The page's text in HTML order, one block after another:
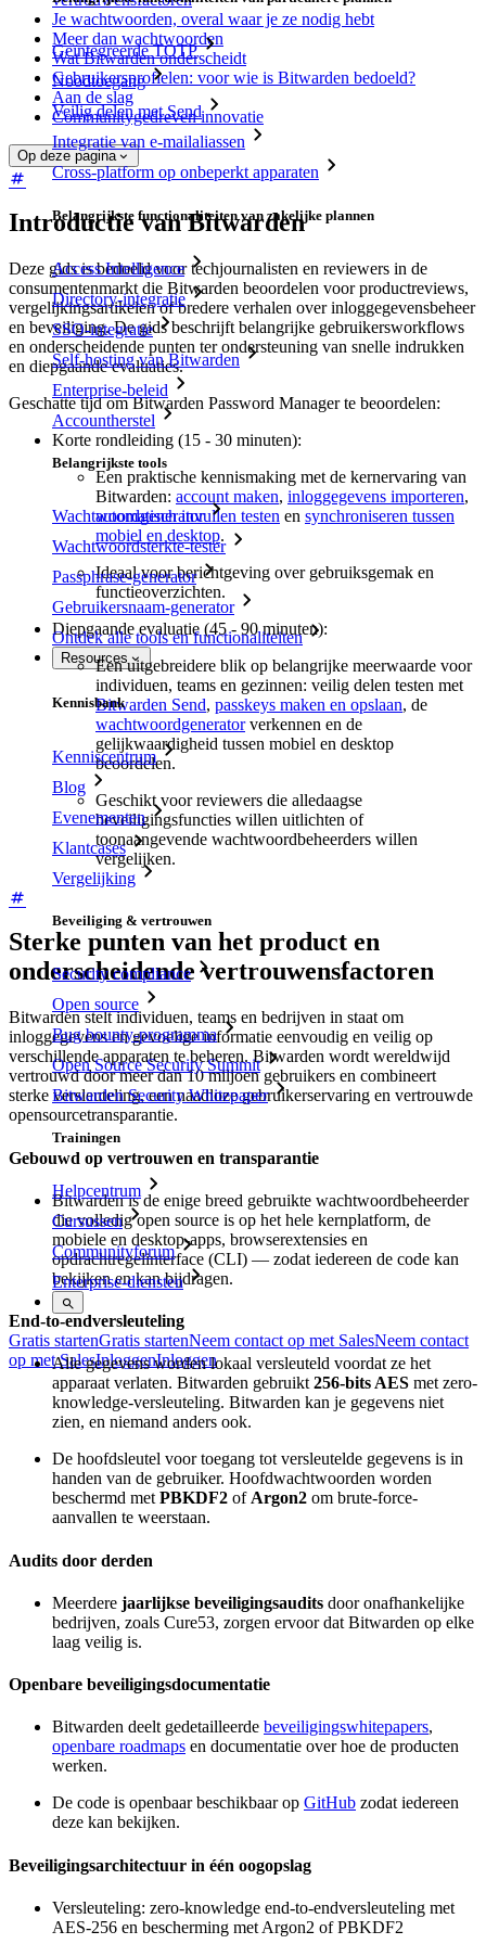
Geïntegreerde TOTP
Noodtoegang
Veilig delen met Send
Integratie van e-mailaliassen
Cross-platform op onbeperkt apparaten
Belangrijkste functionaliteiten van zakelijke plannen
Access Intelligence
Directory-integratie
SSO-integratie
Self-hosting van Bitwarden
Enterprise-beleid
Accountherstel
Belangrijkste tools
Wachtwoordgenerator
Wachtwoordsterkte-tester
Passphrase-generator
Gebruikersnaam-generator
Ontdek alle tools en functionaliteiten
Resources
Kennisbank
Kenniscentrum
Blog
Evenementen
Klantcases
Vergelijking
Beveiliging & vertrouwen
Security compliance
Open source
Bug bounty-programma
Open Source Security Summit
Bitwarden Security Whitepaper
Trainingen
Helpcentrum
Cursussen
Communityforum
Enterprise-diensten
Gratis startenGratis startenNeem contact op met SalesNeem contact
op met SalesInloggenInloggen
Je wachtwoorden, overal waar je ze nodig hebt
Meer dan wachtwoorden
Wat Bitwarden onderscheidt
Gebruikersprofielen: voor wie is Bitwarden bedoeld?
Aan de slag
Communitygedreven innovatie
Op deze pagina
Introductie van Bitwarden
Deze gids is bedoeld voor techjournalisten en reviewers in de
consumentenmarkt die Bitwarden beoordelen voor productreviews,
vergelijkingsartikelen of bredere verhalen over inloggegevensbeheer
en beveiliging. De gids beschrijft belangrijke gebruikersworkflows
en onderscheidende punten ter ondersteuning van snelle indrukken
en diepgaande evaluaties.
Geschatte tijd om Bitwarden Password Manager te beoordelen:
Korte rondleiding (15 - 30 minuten):
Een praktische kennismaking met de kernervaring van
Bitwarden: account maken, inloggegevens importeren,
automatisch invullen testen en synchroniseren tussen
mobiel en desktop.
Ideaal voor berichtgeving over gebruiksgemak en
functieoverzichten.
Diepgaande evaluatie (45 - 90 minuten):
Een uitgebreidere blik op belangrijke meerwaarde voor
individuen, teams en gezinnen: veilig delen testen met
Bitwarden Send, passkeys maken en opslaan, de
wachtwoordgeneratorverkennen en de
gelijkwaardigheid tussen mobiel en desktop
beoordelen.
Geschikt voor reviewers die alledaagse
beveiligingsfuncties willen uitlichten of
toonaangevende wachtwoordbeheerders willen
vergelijken.
Sterke punten van het product en
onderscheidende vertrouwensfactoren
Bitwarden stelt individuen, teams en bedrijven in staat om
inloggegevens en gevoelige informatie eenvoudig en veilig op
verschillende apparaten te beheren. Bitwarden wordt wereldwijd
vertrouwd door meer dan 10 miljoen gebruikers en combineert
sterke versleuteling, een naadloze gebruikerservaring en vertrouwde
opensourcetransparantie.
Gebouwd op vertrouwen en transparantie
Bitwarden is de enige breed gebruikte wachtwoordbeheerder
die volledig open source is op het hele kernplatform, de
mobiele en desktop-apps, browserextensies en
opdrachtregelinterface (CLI) — zodat iedereen de code kan
bekijken en kan bijdragen.
End-to-endversleuteling
Alle gegevens worden lokaal versleuteld voordat ze het
apparaat verlaten. Bitwarden gebruikt 256-bits AES met zero-
knowledge-versleuteling. Bitwarden kan je gegevens niet
zien, en niemand anders ook.
De hoofdsleutel voor toegang tot versleutelde gegevens is in
handen van de gebruiker. Hoofdwachtwoorden worden
beschermd met PBKDF2 of Argon2 om brute-force-
aanvallen te weerstaan.
Audits door derden
Meerdere jaarlijkse beveiligingsaudits door onafhankelijke
bedrijven, zoals Cure53, zorgen ervoor dat Bitwarden op elke
laag veilig is.
Openbare beveiligingsdocumentatie
Bitwarden deelt gedetailleerde beveiligingswhitepapers,
openbare roadmaps en documentatie over hoe de producten
werken.
De code is openbaar beschikbaar op GitHub zodat iedereen
deze kan bekijken.
Beveiligingsarchitectuur in één oogopslag
Versleuteling: zero-knowledge end-to-endversleuteling met
AES-256 en bescherming met Argon2 of PBKDF2